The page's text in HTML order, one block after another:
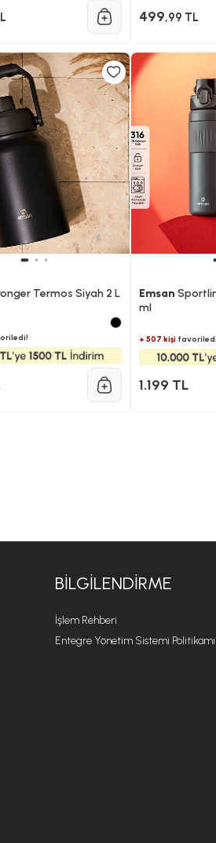
499,99 TL
Termos Siyah 2 L Emsan
ml
+ 507 kişi
1.199 TL
BILGILENDIRME
İşlem Rehberi
Entegre Yönetim Sistemi